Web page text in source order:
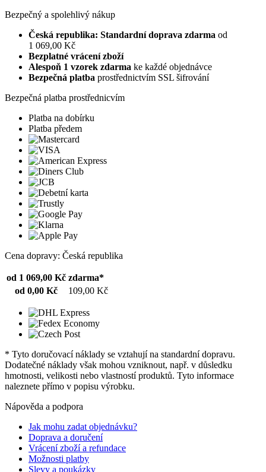
Bezpečný a spolehlivý nákup
Česká republika: Standardní doprava zdarma od
1 069,00 Kč
Bezplatné vrácení zboží
Alespoň 1 vzorek zdarma ke každé objednávce
Bezpečná platba prostřednictvím SSL šifrování
Bezpečná platba prostřednicvím
Platba na dobírku
Platba předem
Cena dopravy: Česká republika
od 1 069,00 Kč zdarma*
od 0,00 Kč
109,00 Kč
* Tyto doručovací náklady se vztahují na standardní dopravu.
Dodatečné náklady však mohou vzniknout, např. v důsledku
hmotnosti, velikosti nebo vlastností produktů. Tyto informace
naleznete přímo v popisu výrobku.
Nápověda a podpora
Jak mohu zadat objednávku?
Doprava a doručení
Vrácení zboží a refundace
Možnosti platby
Slevy a poukázky